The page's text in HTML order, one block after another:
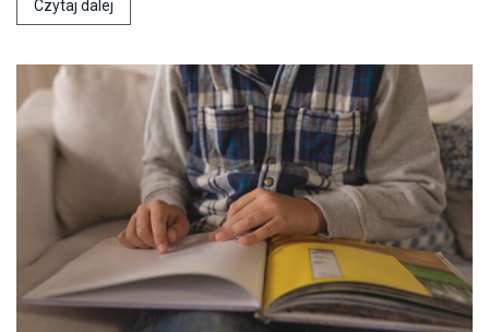
Czytaj dalej